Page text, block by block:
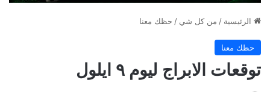
الرئيسية / من كل شي / حظك معنا
حظك معنا
توقعات الابراج ليوم ٩ ايلول